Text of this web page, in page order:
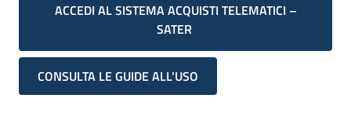
ACCEDI AL SISTEMA ACQUISTI TELEMATICI –
SATER
CONSULTA LE GUIDE ALL'USO